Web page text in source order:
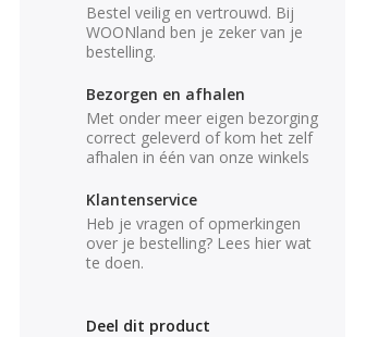
Bestel veilig en vertrouwd. Bij
WOONland ben je zeker van je
bestelling.
Bezorgen en afhalen
Met onder meer eigen bezorging
correct geleverd of kom het zelf
afhalen in één van onze winkels
Klantenservice
Heb je vragen of opmerkingen
over je bestelling? Lees hier wat
te doen.
Deel dit product